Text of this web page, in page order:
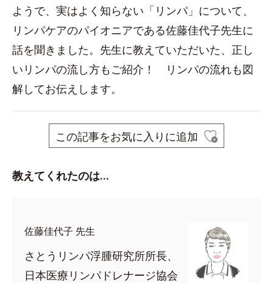
ようで、実はよく知らない「リンパ」について、
リンパケアのパイオニアである佐藤佳代子先生に
話を聞きました。先生に教えていただいた、正し
いリンパの流し方もご紹介！ リンパの流れも図
解してお伝えします。
この記事をお気に入りに追加
教えてくれたのは…
佐藤佳代子 先生
さとうリンパ浮腫研究所所長、
日本医療リンパドレナージ協会